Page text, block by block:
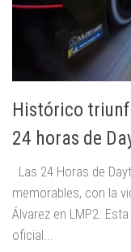
Histórico
24 horas de
Las 24 Horas de
memorables, con la
Álvarez en LMP2.
oficial...